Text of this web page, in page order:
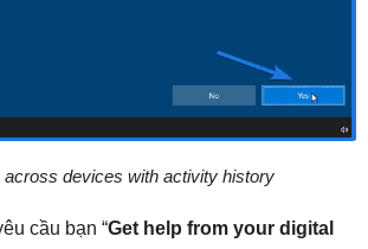
across devices with activity history
cầu bạn “Get help from your digital